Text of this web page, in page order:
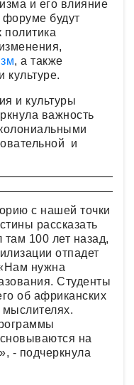
и его влияние
будут
политика
, а также
культуре.
и культуры
важность
и
с нашей точки
рассказать
там 100 лет назад,
отпадет
нужна
Студенты
об африканских
на
- подчеркнула